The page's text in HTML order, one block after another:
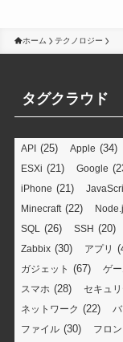
ホーム テクノロジー
タグクラウド
API (25) Apple (34)
ESXi (21) Google
iPhone (21)
Minecraft(22)
SQL (26) SSH (20)
Zabbix (30) アプリ
ガジェット (67) ゲ
スマホ (28) セキュ
ネットワーク (22)
ファイル (30) フロ